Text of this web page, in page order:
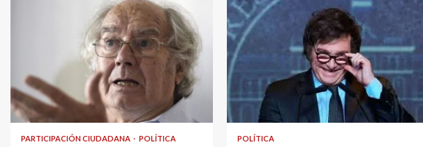
PARTICIPACIÓN CIUDADANA POLÍTICA POLÍTICA